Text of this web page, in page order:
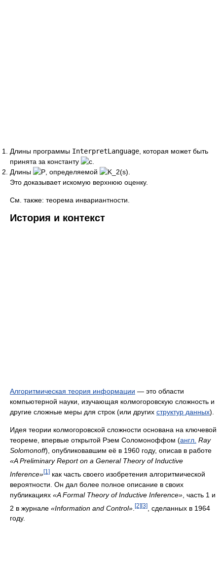
Длины программы InterpretLanguage , которая может быть
принята за константу
Длины
, определяемой
Это доказывает искомую верхнюю оценку.
См. также: теорема инвариантности.
История и контекст
Алгоритмическая теория информации — это области
компьютерной науки, изучающая колмогоровскую сложность и
другие сложные меры для строк (или других структур данных).
Идея теории колмогоровской сложности основана на ключевой
теореме, впервые открытой Рэем Соломоноффом (англ. Ray
Solomonoff), опубликовавшим её в 1960 году, описав в работе
«A Preliminary Report on a General Theory of Inductive
Inference»[1] как часть своего изобретения алгоритмической
вероятности. Он дал более полное описание в своих
публикациях «A Formal Theory of Inductive Inference» , часть 1 и
2 в журнале «Information and Control» [2][3]
, сделанных в 1964
году.